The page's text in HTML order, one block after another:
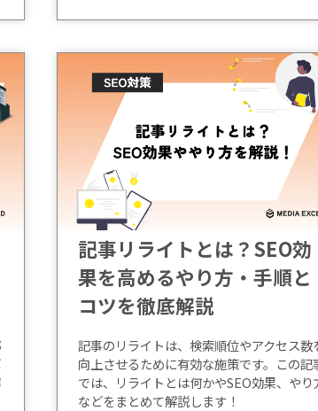
記事リライトとは？SEO効
果を高めるやり方・手順と
コツを徹底解説
記事のリライトは、検索順位やアクセス数
向上させるために有効な施策です。この記
では、リライトとは何かやSEO効果、やり
などをまとめて解説します！